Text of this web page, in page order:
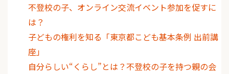
不登校の子、オンライン交流イベント参加を促すに
は？
子どもの権利を知る「東京都こども基本条例 出前講
座」
自分らしい“くらし”とは？不登校の子を持つ親の会